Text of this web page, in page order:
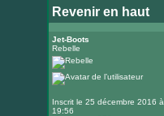
Revenir en haut
Jet-Boots
Rebelle
Inscrit le 25 décembre 2016 à
19:56